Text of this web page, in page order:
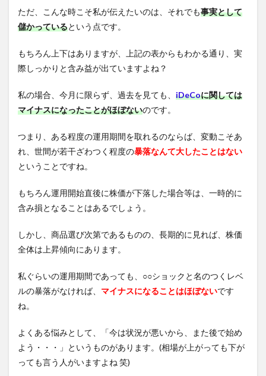
ただ、こんな時こそ私が伝えたいのは、それでも事実として
儲かっているという点です。
もちろん上下はありますが、上記の表からもわかる通り、実
際しっかりと含み益が出ていますよね？
私の場合、今月に限らず、過去を見ても、 iDeCoに関しては
マイナスになったことがほぼないのです。
つまり、ある程度の運用期間を取れるのならば、変動こそあ
れ、世間が若干ざわつく程度の暴落なんて大したことはない
ということですね。
もちろん運用開始直後に株価が下落した場合等は、一時的に
含み損となることはあるでしょう。
しかし、商品選び次第であるものの、長期的に見れば、株価
全体は上昇傾向にあります。
私ぐらいの運用期間であっても、○○ショックと名のつくレベ
ルの暴落がなければ、 マイナスになることはほぼないです
ね。
よくある悩みとして、「今は状況が悪いから、また後で始め
よう・・・」というものがあります。(相場が上がっても下が
っても言う人がいますよね 笑)